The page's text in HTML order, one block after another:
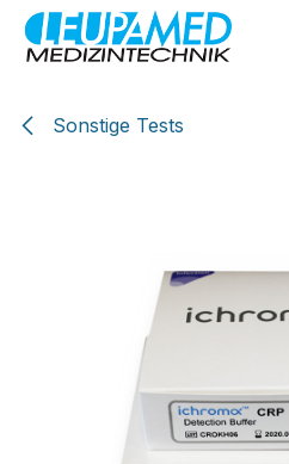
Zum Inhalt springen
Sonstige Tests